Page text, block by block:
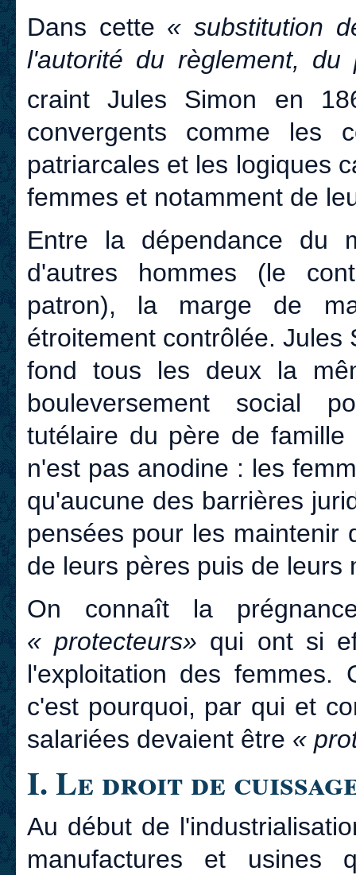
Dans cette « substitution
l'autorité du règlement,
craint Jules Simon en
convergents comme les
patriarcales et les logiques
femmes et notamment de
Entre la dépendance du
d'autres hommes (le
patron), la marge de
étroitement contrôlée. Jules
fond tous les deux la
bouleversement social
tutélaire du père de
n'est pas anodine : les
qu'aucune des barrières
pensées pour les maintenir
de leurs pères puis de leurs
On connaît la
« protecteurs» qui ont si
l'exploitation des
c'est pourquoi, par qui et
salariées devaient être «
I. Le droit de
Au début de
manufactures et usines